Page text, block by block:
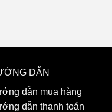
DẪN
dẫn mua hàng
dẫn thanh toán